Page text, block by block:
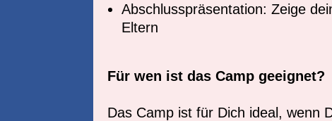
Abschlusspräsentation: Zeige
Eltern
Für wen ist das Camp geeignet?
Das Camp ist für Dich ideal, wenn